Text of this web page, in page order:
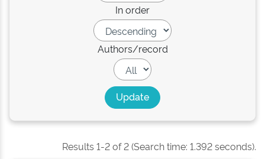
In order
Authors/record
Results 1-2 of 2 (Search time: 1.392 seconds).